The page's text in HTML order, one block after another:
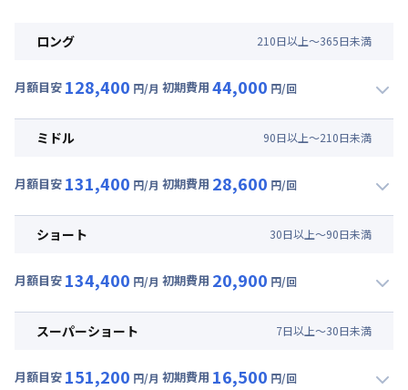
ロング 210日以上～365日未満
月額目安 128,400 円/月 初期費用 44,000 円/回
月額賃料目安(30日利用)
光熱費他 : 24,000円/月 (800円/日) (税抜)
その他費用 :
初期費用
ミドル 90日以上～210日未満
月額目安 131,400 円/月 初期費用 28,600 円/回
月額賃料目安(30日利用)
光熱費他 : 24,000円/月 (800円/日) (税抜)
その他費用 :
初期費用
ショート 30日以上～90日未満
月額目安 134,400 円/月 初期費用 20,900 円/回
月額賃料目安(30日利用)
光熱費他 : 24,000円/月 (800円/日) (税抜)
スーパーショート 7日以上～30日未満
月額目安 151,200 円/月 初期費用 16,500 円/回